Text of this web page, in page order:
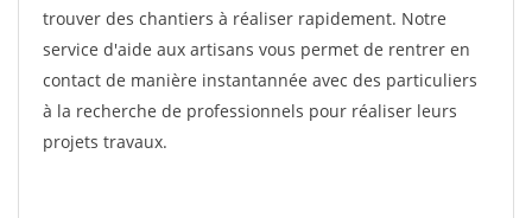
trouver des chantiers à réaliser rapidement. Notre
service d'aide aux artisans vous permet de rentrer en
contact de manière instantannée avec des particuliers
à la recherche de professionnels pour réaliser leurs
projets travaux.